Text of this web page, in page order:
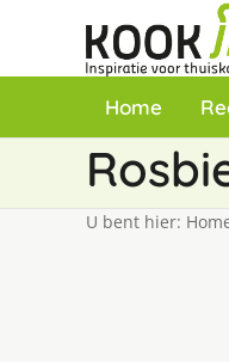
Home
U bent hier: